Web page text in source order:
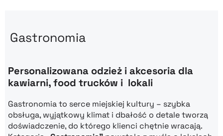
Gastronomia
Personalizowana odzież i akcesoria dla
kawiarni, food trucków i lokali
Gastronomia to serce miejskiej kultury – szybka
obsługa, wyjątkowy klimat i dbałość o detale tworzą
doświadczenie, do którego klienci chętnie wracają.